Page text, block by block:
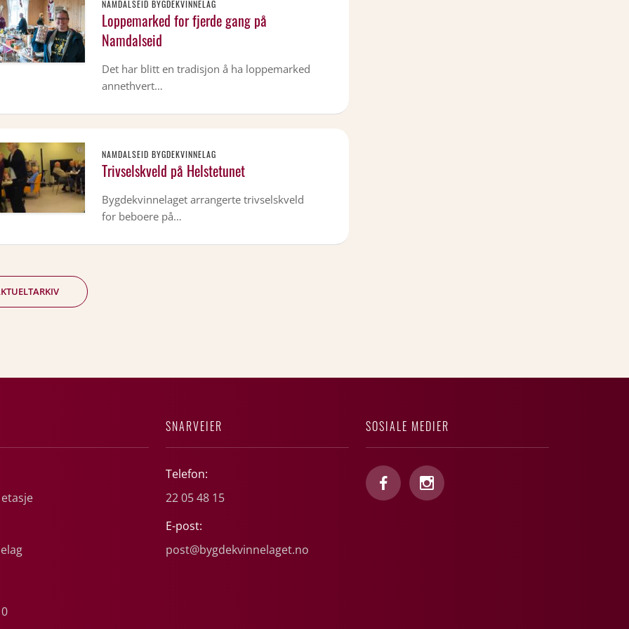
NAMDALSEID BYGDEKVINNELAG
Loppemarked for fjerde gang på
Namdalseid
Det har blitt en tradisjon å ha loppemarked
annethvert…
NAMDALSEID BYGDEKVINNELAG
Trivselskveld på Helstetunet
Bygdekvinnelaget arrangerte trivselskveld
for beboere på…
SNARVEIER
Telefon:
22 05 48 15
E-post:
post@bygdekvinnelaget.no
SOSIALE MEDIER